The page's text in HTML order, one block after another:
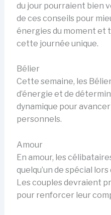
du jour pourraient bien
de ces conseils pour
énergies du moment et
cette journée unique.
Bélier
Cette semaine, les
d’énergie et de
dynamique pour
personnels.
Amour
En amour, les
quelqu’un de spécial
Les couples devraient
pour renforcer leur